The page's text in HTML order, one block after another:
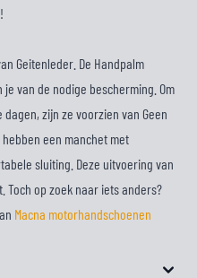
Geitenleder. De Handpalm
van de nodige bescherming. Om
zijn ze voorzien van Geen
een manchet met
sluiting. Deze uitvoering van
Toch op zoek naar iets anders?
Macna motorhandschoenen